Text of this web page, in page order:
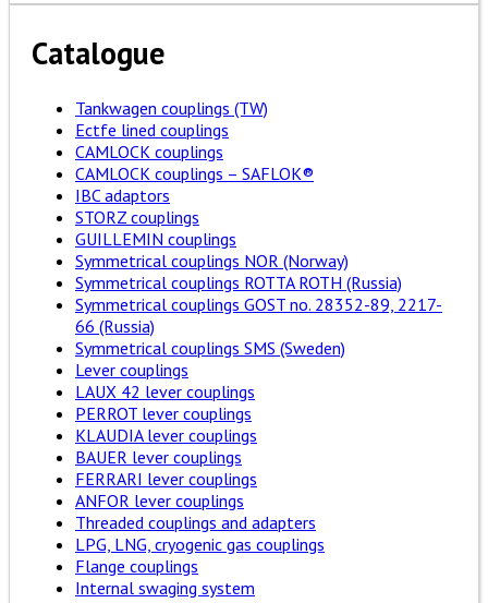
Catalogue
Tankwagen couplings (TW)
Ectfe lined couplings
CAMLOCK couplings
CAMLOCK couplings – SAFLOK®
IBC adaptors
STORZ couplings
GUILLEMIN couplings
Symmetrical couplings NOR (Norway)
Symmetrical couplings ROTTA ROTH (Russia)
Symmetrical couplings GOST no. 28352-89, 2217-
66 (Russia)
Symmetrical couplings SMS (Sweden)
Lever couplings
LAUX 42 lever couplings
PERROT lever couplings
KLAUDIA lever couplings
BAUER lever couplings
FERRARI lever couplings
ANFOR lever couplings
Threaded couplings and adapters
LPG, LNG, cryogenic gas couplings
Flange couplings
Internal swaging system